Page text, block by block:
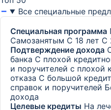
Все специальные
Специальная программа
Самозанятым С 18 лет С
Подтверждение дохода
банка С плохой
и поручителей с плохой
отказа С большой
справок и поручителей
дохода
Целевые кредиты На